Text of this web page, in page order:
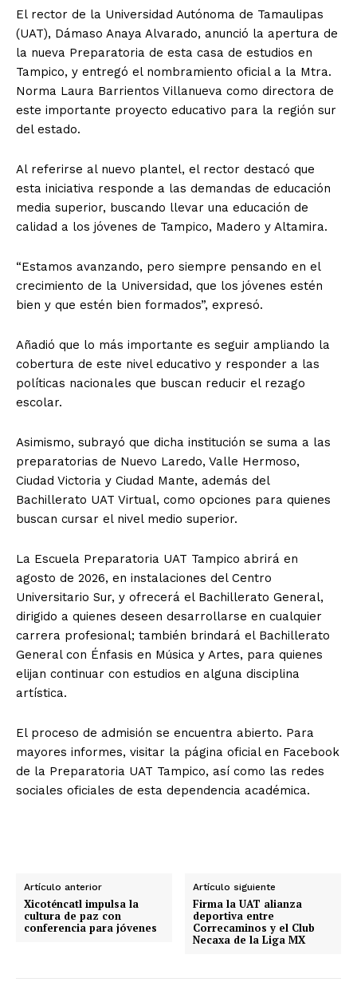
El rector de la Universidad Autónoma de Tamaulipas
(UAT), Dámaso Anaya Alvarado, anunció la apertura de
la nueva Preparatoria de esta casa de estudios en
Tampico, y entregó el nombramiento oficial a la Mtra.
Norma Laura Barrientos Villanueva como directora de
este importante proyecto educativo para la región sur
del estado.
Al referirse al nuevo plantel, el rector destacó que
esta iniciativa responde a las demandas de educación
media superior, buscando llevar una educación de
calidad a los jóvenes de Tampico, Madero y Altamira.
“Estamos avanzando, pero siempre pensando en el
crecimiento de la Universidad, que los jóvenes estén
bien y que estén bien formados”, expresó.
Añadió que lo más importante es seguir ampliando la
cobertura de este nivel educativo y responder a las
políticas nacionales que buscan reducir el rezago
escolar.
Asimismo, subrayó que dicha institución se suma a las
preparatorias de Nuevo Laredo, Valle Hermoso,
Ciudad Victoria y Ciudad Mante, además del
Bachillerato UAT Virtual, como opciones para quienes
buscan cursar el nivel medio superior.
La Escuela Preparatoria UAT Tampico abrirá en
agosto de 2026, en instalaciones del Centro
Universitario Sur, y ofrecerá el Bachillerato General,
dirigido a quienes deseen desarrollarse en cualquier
carrera profesional; también brindará el Bachillerato
General con Énfasis en Música y Artes, para quienes
elijan continuar con estudios en alguna disciplina
artística.
El proceso de admisión se encuentra abierto. Para
mayores informes, visitar la página oficial en Facebook
de la Preparatoria UAT Tampico, así como las redes
sociales oficiales de esta dependencia académica.
Artículo anterior
Xicoténcatl impulsa la
cultura de paz con
conferencia para jóvenes
Artículo siguiente
Firma la UAT alianza
deportiva entre
Correcaminos y el Club
Necaxa de la Liga MX